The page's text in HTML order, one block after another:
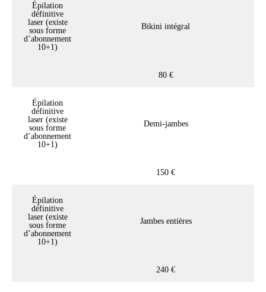
Épilation
définitive
laser (existe
sous forme
d’abonnement
10+1)
Bikini intégral
80 €
Épilation
définitive
laser (existe
sous forme
d’abonnement
10+1)
Demi-jambes
150 €
Épilation
définitive
laser (existe
sous forme
d’abonnement
10+1)
Jambes entières
240 €